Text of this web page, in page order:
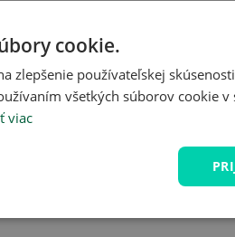
cookie.
zlepšenie používateľskej
všetkých súborov cookie v
viac